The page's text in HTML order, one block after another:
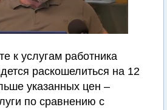
к услугам работника
раскошелиться на 12
указанных цен –
по сравнению с